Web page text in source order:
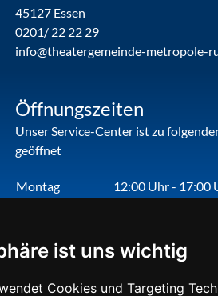
ist uns wichtig
Cookies und Targeting
45127 Essen
0201/ 22 22 29
info@theatergemeinde-metropole-
Öffnungszeiten
Unser Service-Center ist zu
geöffnet
Montag
12:00 Uhr - 17:00
Freitag
09:00 Uhr - 12:00